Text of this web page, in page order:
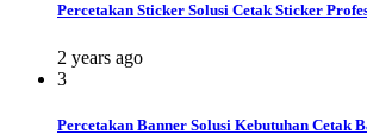
Percetakan Sticker Solusi Cetak Sticker
2 years ago
3
Percetakan Banner Solusi Kebutuhan Cetak